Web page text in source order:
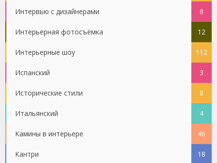
Интервью с дизайнерами 8
Интерьерная фотосъёмка 12
Интерьерные шоу 112
Испанский 3
Исторические стили 8
Итальянский 4
Камины в интерьере 46
Кантри 18